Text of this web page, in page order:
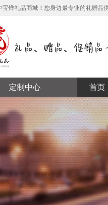
宝烨礼品商城！您身边最专业的礼赠品
定制中心 首页